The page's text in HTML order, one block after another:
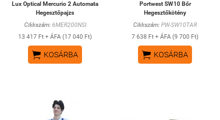
Lux Optical Mercurio 2 Automata
Hegesztőpajzs
Cikkszám:6MER200NSI
13 417 Ft + ÁFA (17 040 Ft)
 KOSÁRBA
Portwest SW10 Bőr
Hegesztőkötény
Cikkszám: PW-SW10TAR
7 638 Ft + ÁFA (9 700 Ft)
 KOSÁRBA